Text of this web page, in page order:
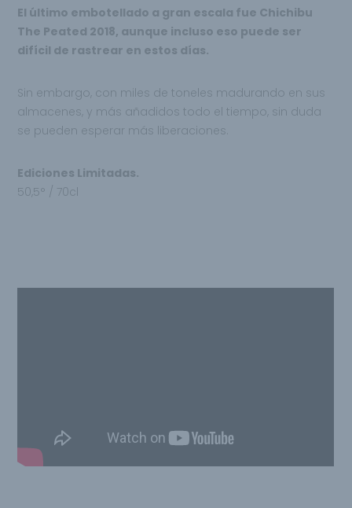
El último embotellado a gran escala fue Chichibu
The Peated 2018, aunque incluso eso puede ser
difícil de rastrear en estos días.
Sin embargo, con miles de toneles madurando en sus
almacenes, y más añadidos todo el tiempo, sin duda
se pueden esperar más liberaciones.
Ediciones Limitadas.
50,5° / 70cl